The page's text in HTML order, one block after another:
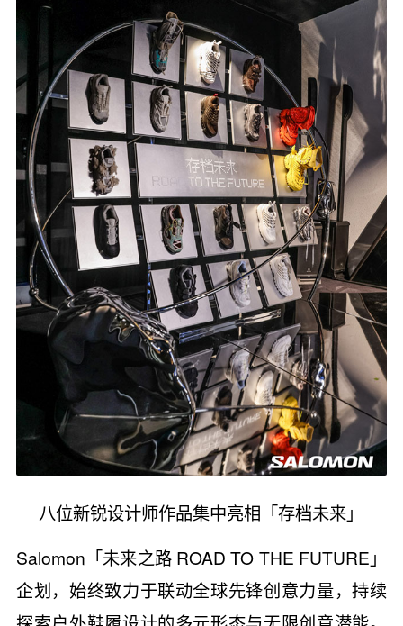
八位新锐设计师作品集中亮相「存档未来」
Salomon「未来之路 ROAD TO THE FUTURE」
企划，始终致力于联动全球先锋创意力量，持续